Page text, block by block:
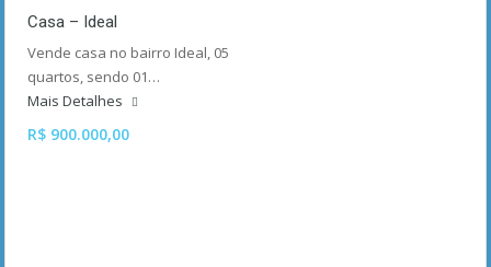
Casa – Ideal
Vende casa no bairro Ideal, 05
quartos, sendo 01…
Mais Detalhes
R$ 900.000,00